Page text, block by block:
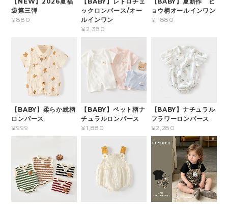
袋第三弾
¥880
ックロンパース/オー
ルインワン
¥2,380
ョウ柄オールインワン
¥1,880
【BABY】柔らか総柄
ロンパース
¥999
【BABY】ペット柄ナ
チュラルロンパース
¥1,880
【BABY】ナチュラル
フラワーロンパース
¥2,280